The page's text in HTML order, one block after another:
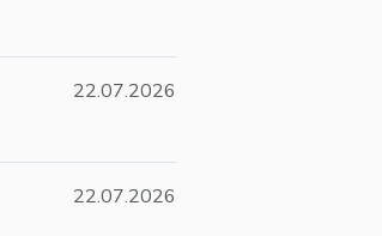
22.07.2026
22.07.2026